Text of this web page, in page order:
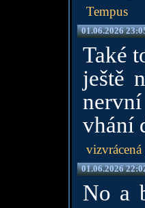
Tempus
01.06.2026
Také
ještě
vhání
01.06.2026
No a